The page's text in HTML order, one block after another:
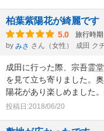
柏葉紫陽花が綺麗です
5.0 旅行時
by みさ さん（女性） 成田 ク
成田に行った際、宗吾霊
を見て立ち寄りました。
陽花があり楽しめました。
投稿日:2018/06/20